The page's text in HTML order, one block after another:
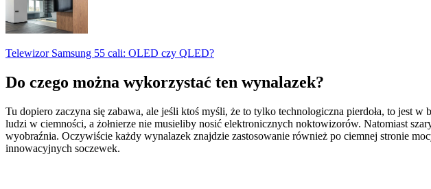
Telewizor Samsung 55 cali: OLED czy QLED?
Do czego można wykorzystać ten wynalazek?
Tu dopiero zaczyna się zabawa, ale jeśli ktoś myśli, że to tylko technologiczna pierdoła, to jest
ludzi w ciemności, a żołnierze nie musieliby nosić elektronicznych noktowizorów. Natomiast
wyobraźnia. Oczywiście każdy wynalazek znajdzie zastosowanie również po ciemnej stronie
innowacyjnych soczewek.